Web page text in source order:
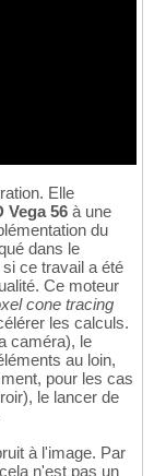
Elle
Vega 56 à une
du
dans le
ce travail a été
Ce moteur
cone tracing
les calculs.
caméra), le
au loin,
pour les cas
le lancer de
à l'image. Par
n'est pas un